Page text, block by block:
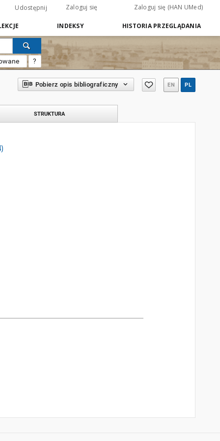
Udostępnij Zaloguj się Zaloguj się (HAN UMed)
INDEKSY HISTORIA PRZEGLĄDANIA
?
Pobierz opis bibliograficzny EN PL
STRUKTURA